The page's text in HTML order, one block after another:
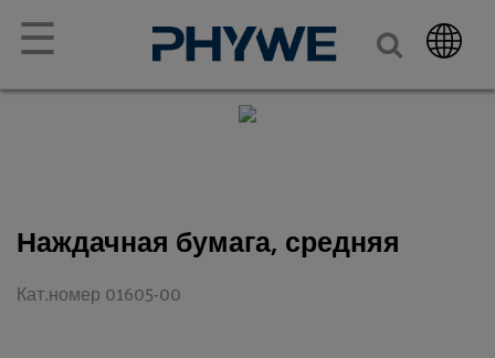
☰
Наждачная бумага, средняя
Кат.номер 01605-00